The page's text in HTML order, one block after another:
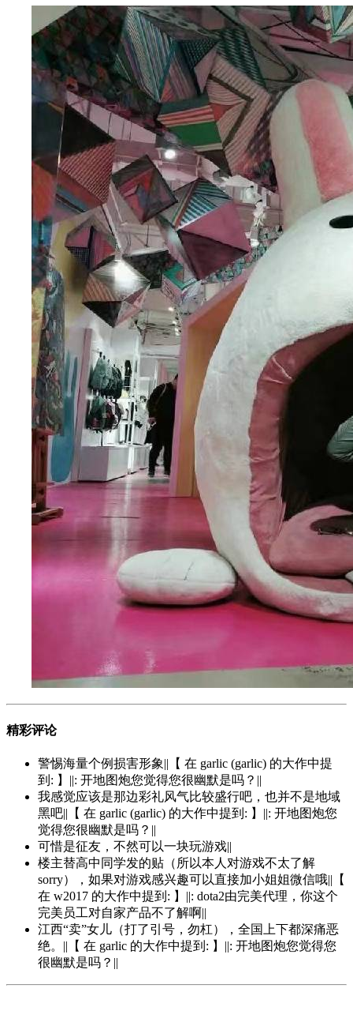
精彩评论
警惕海量个例损害形象||【 在 garlic (garlic) 的大作中提
到: 】||: 开地图炮您觉得您很幽默是吗？||
我感觉应该是那边彩礼风气比较盛行吧，也并不是地域
黑吧||【 在 garlic (garlic) 的大作中提到: 】||: 开地图炮您
觉得您很幽默是吗？||
可惜是征友，不然可以一块玩游戏||
楼主替高中同学发的贴（所以本人对游戏不太了解
sorry），如果对游戏感兴趣可以直接加小姐姐微信哦||【
在 w2017 的大作中提到: 】||: dota2由完美代理，你这个
完美员工对自家产品不了解啊||
江西“卖”女儿（打了引号，勿杠），全国上下都深痛恶
绝。||【 在 garlic 的大作中提到: 】||: 开地图炮您觉得您
很幽默是吗？||